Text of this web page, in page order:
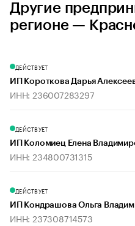
Другие
регионе —
ДЕЙСТВУЕТ
ИП Короткова Дарья
ИНН: 236007283297
ДЕЙСТВУЕТ
ИП Коломиец Елена
ИНН: 234800731315
ДЕЙСТВУЕТ
ИП Кондрашова Ольга
ИНН: 237308714573